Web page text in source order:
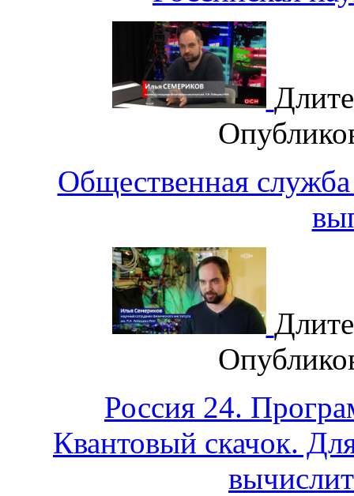
Общественная
Россия 24.
Квантовый скачок.